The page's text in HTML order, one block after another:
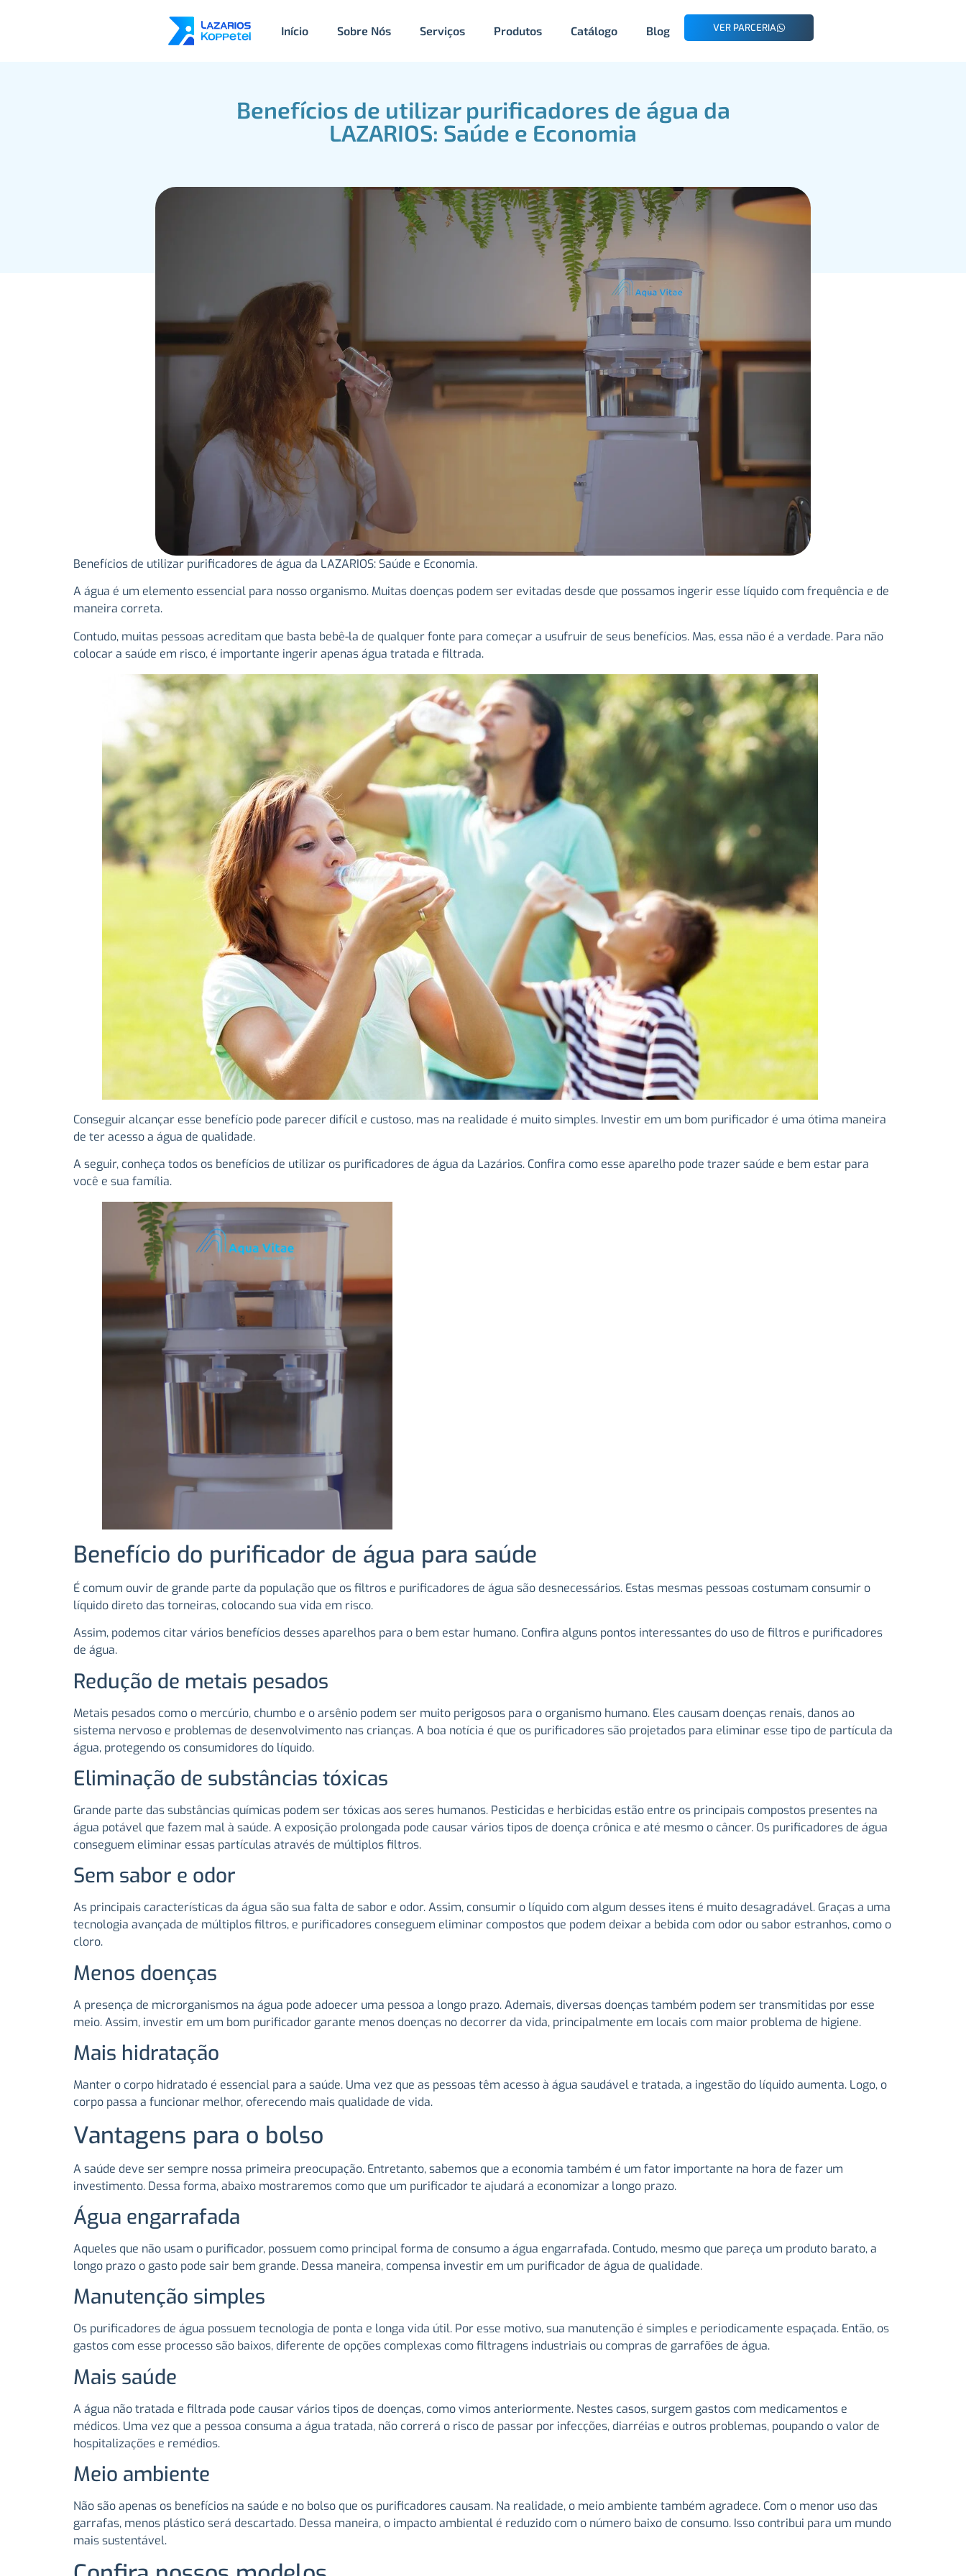
Início Sobre Nós Serviços Produtos Catálogo Blog VER PARCERIA
Benefícios de utilizar purificadores de água da
LAZARIOS: Saúde e Economia
Benefícios de utilizar purificadores de água da LAZARIOS: Saúde e Economia.
A água é um elemento essencial para nosso organismo. Muitas doenças podem ser evitadas desde que possamos ingerir esse líquido com frequência e de
maneira correta.
Contudo, muitas pessoas acreditam que basta bebê-la de qualquer fonte para começar a usufruir de seus benefícios. Mas, essa não é a verdade. Para não
colocar a saúde em risco, é importante ingerir apenas água tratada e filtrada.
Conseguir alcançar esse benefício pode parecer difícil e custoso, mas na realidade é muito simples. Investir em um bom purificador é uma ótima maneira
de ter acesso a água de qualidade.
A seguir, conheça todos os benefícios de utilizar os purificadores de água da Lazários. Confira como esse aparelho pode trazer saúde e bem estar para
você e sua família.
Benefício do purificador de água para saúde
É comum ouvir de grande parte da população que os filtros e purificadores de água são desnecessários. Estas mesmas pessoas costumam consumir o
líquido direto das torneiras, colocando sua vida em risco.
Assim, podemos citar vários benefícios desses aparelhos para o bem estar humano. Confira alguns pontos interessantes do uso de filtros e purificadores
de água.
Redução de metais pesados
Metais pesados como o mercúrio, chumbo e o arsênio podem ser muito perigosos para o organismo humano. Eles causam doenças renais, danos ao
sistema nervoso e problemas de desenvolvimento nas crianças. A boa notícia é que os purificadores são projetados para eliminar esse tipo de partícula da
água, protegendo os consumidores do líquido.
Eliminação de substâncias tóxicas
Grande parte das substâncias químicas podem ser tóxicas aos seres humanos. Pesticidas e herbicidas estão entre os principais compostos presentes na
água potável que fazem mal à saúde. A exposição prolongada pode causar vários tipos de doença crônica e até mesmo o câncer. Os purificadores de água
conseguem eliminar essas partículas através de múltiplos filtros.
Sem sabor e odor
As principais características da água são sua falta de sabor e odor. Assim, consumir o líquido com algum desses itens é muito desagradável. Graças a uma
tecnologia avançada de múltiplos filtros, e purificadores conseguem eliminar compostos que podem deixar a bebida com odor ou sabor estranhos, como o
cloro.
Menos doenças
A presença de microrganismos na água pode adoecer uma pessoa a longo prazo. Ademais, diversas doenças também podem ser transmitidas por esse
meio. Assim, investir em um bom purificador garante menos doenças no decorrer da vida, principalmente em locais com maior problema de higiene.
Mais hidratação
Manter o corpo hidratado é essencial para a saúde. Uma vez que as pessoas têm acesso à água saudável e tratada, a ingestão do líquido aumenta. Logo, o
corpo passa a funcionar melhor, oferecendo mais qualidade de vida.
Vantagens para o bolso
A saúde deve ser sempre nossa primeira preocupação. Entretanto, sabemos que a economia também é um fator importante na hora de fazer um
investimento. Dessa forma, abaixo mostraremos como que um purificador te ajudará a economizar a longo prazo.
Água engarrafada
Aqueles que não usam o purificador, possuem como principal forma de consumo a água engarrafada. Contudo, mesmo que pareça um produto barato, a
longo prazo o gasto pode sair bem grande. Dessa maneira, compensa investir em um purificador de água de qualidade.
Manutenção simples
Os purificadores de água possuem tecnologia de ponta e longa vida útil. Por esse motivo, sua manutenção é simples e periodicamente espaçada. Então, os
gastos com esse processo são baixos, diferente de opções complexas como filtragens industriais ou compras de garrafões de água.
Mais saúde
A água não tratada e filtrada pode causar vários tipos de doenças, como vimos anteriormente. Nestes casos, surgem gastos com medicamentos e
médicos. Uma vez que a pessoa consuma a água tratada, não correrá o risco de passar por infecções, diarréias e outros problemas, poupando o valor de
hospitalizações e remédios.
Meio ambiente
Não são apenas os benefícios na saúde e no bolso que os purificadores causam. Na realidade, o meio ambiente também agradece. Com o menor uso das
garrafas, menos plástico será descartado. Dessa maneira, o impacto ambiental é reduzido com o número baixo de consumo. Isso contribui para um mundo
mais sustentável.